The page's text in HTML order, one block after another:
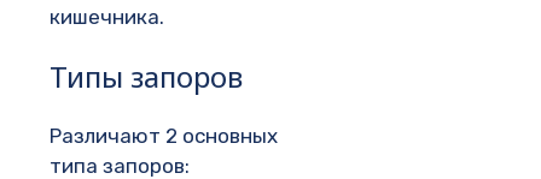
кишечника.
Типы запоров
Различают 2 основных
типа запоров: